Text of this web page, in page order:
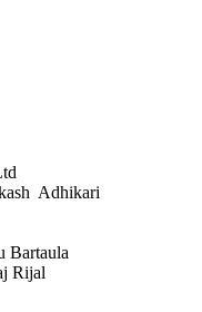
Adhikari
Bartaula
Rijal